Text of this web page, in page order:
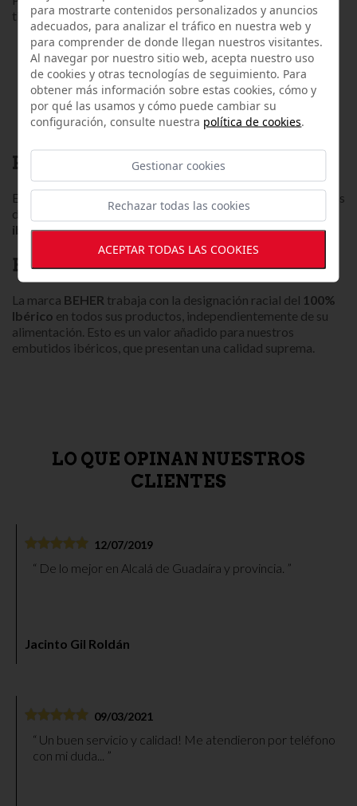
tipos:
Caña de lomo ibérico.
Chorizo ibérico.
Salchichón ibérico.
Morcilla ibérica.
Morcón ibérico.
Lomo ibérico.
PACK LONCHEADOS IBÉRICOS
Elige tu
para disfrutar de surtidos
de todo tipo de productos ibéricos de nuestros
ibéricos al corte.
BEHER
La marca BEHER trabaja con la designación racial del 100%
Ibérico en todos sus productos, independientemente de su
alimentación. Esto es un valor añadido para nuestros
embutidos ibéricos, que presentan una calidad suprema.
LO QUE OPINAN NUESTROS
CLIENTES
12/07/2019
De lo mejor en Alcalá de Guadaíra y provincia.
Jacinto Gil Roldán
09/03/2021
con mi duda...
para mostrarte contenidos personalizados y anuncios
adecuados, para analizar el tráfico en nuestra web y
para comprender de donde llegan nuestros visitantes.
Al navegar por nuestro sitio web, acepta nuestro uso
de cookies y otras tecnologías de seguimiento. Para
obtener más información sobre estas cookies, cómo y
por qué las usamos y cómo puede cambiar su
configuración, consulte nuestra política de cookies.
Gestionar cookies
Rechazar todas las cookies
ACEPTAR TODAS LAS COOKIES